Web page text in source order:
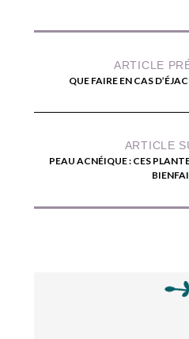
ARTICLE
QUE FAIRE EN CAS
ARTICLE
PEAU ACNÉIQUE : CES